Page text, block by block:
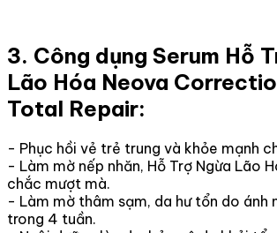
3. Công dụng Serum Hỗ
Lão Hóa Neova
Total Repair:
- Phục hồi vẻ trẻ trung và khỏe mạnh
- Làm mờ nếp nhăn, Hỗ Trợ Ngừa Lão
chắc mượt mà.
- Làm mờ thâm sạm, da hư tổn do ánh
trong 4 tuần.